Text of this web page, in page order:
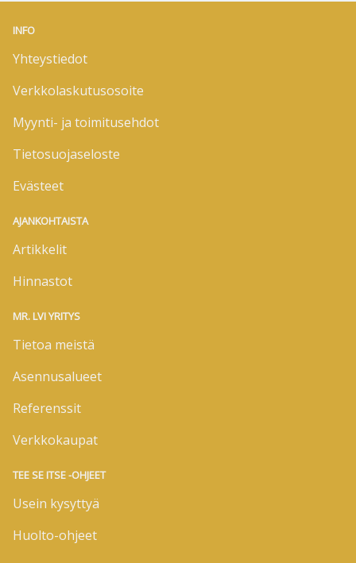
INFO
Yhteystiedot
Verkkolaskutusosoite
Myynti- ja toimitusehdot
Tietosuojaseloste
Evästeet
AJANKOHTAISTA
Artikkelit
Hinnastot
MR. LVI YRITYS
Tietoa meistä
Asennusalueet
Referenssit
Verkkokaupat
TEE SE ITSE -OHJEET
Usein kysyttyä
Huolto-ohjeet